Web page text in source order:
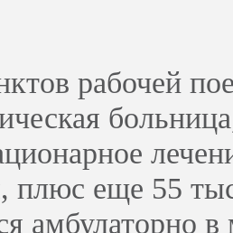
рабочей
плюс еще 55
амбулаторно в